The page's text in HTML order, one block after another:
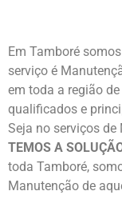
Em Tamboré
serviço é
em toda a região
qualificados e
Seja no serviços
TEMOS A
toda Tamboré,
Manutenção de